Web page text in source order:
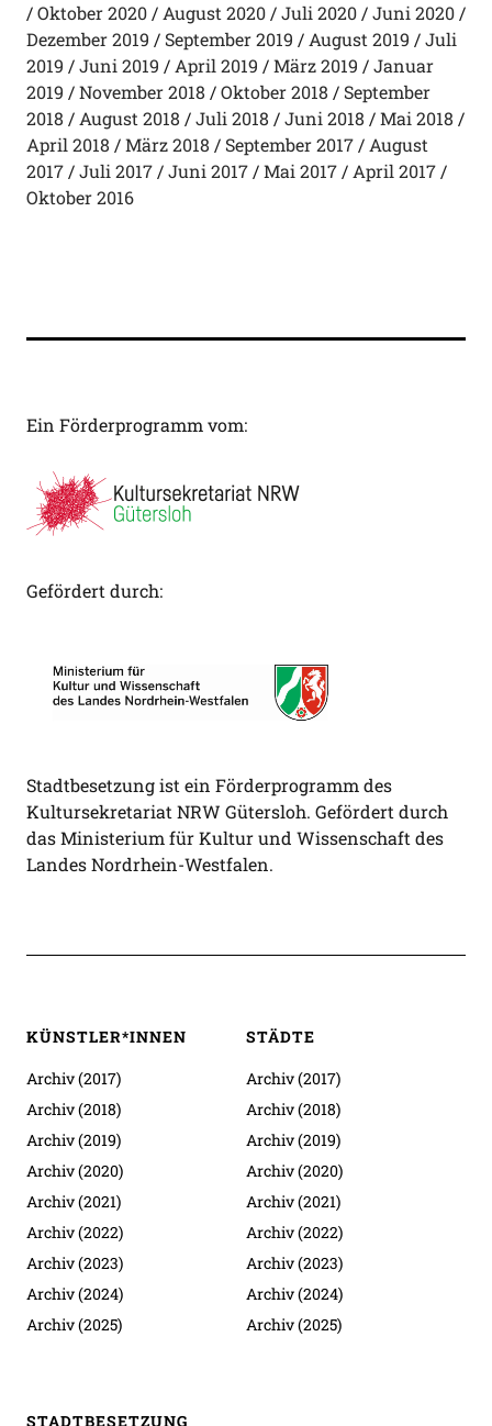
Oktober 2020
August 2020 Juli 2020
Juni 2020
Dezember 2019
September 2019 August 2019
Juli
2019
Juni 2019 April 2019 März 2019
Januar
2019
November 2018 Oktober 2018
September
2018
August 2018 Juli 2018 Juni 2018
Mai 2018
April 2018
März 2018 September 2017
August
2017
Juli 2017 Juni 2017 Mai 2017
April 2017
Oktober 2016
Ein Förderprogramm vom:
Gefördert durch:
Stadtbesetzung ist ein Förderprogramm des
Kultursekretariat NRW Gütersloh. Gefördert durch
das Ministerium für Kultur und Wissenschaft des
Landes Nordrhein-Westfalen.
KÜNSTLER*INNEN
Archiv (2017)
Archiv (2018)
Archiv (2019)
Archiv (2020)
Archiv (2021)
Archiv (2022)
Archiv (2023)
Archiv (2024)
Archiv (2025)
STÄDTE
Archiv (2017)
Archiv (2018)
Archiv (2019)
Archiv (2020)
Archiv (2021)
Archiv (2022)
Archiv (2023)
Archiv (2024)
Archiv (2025)
STADTBESETZUNG